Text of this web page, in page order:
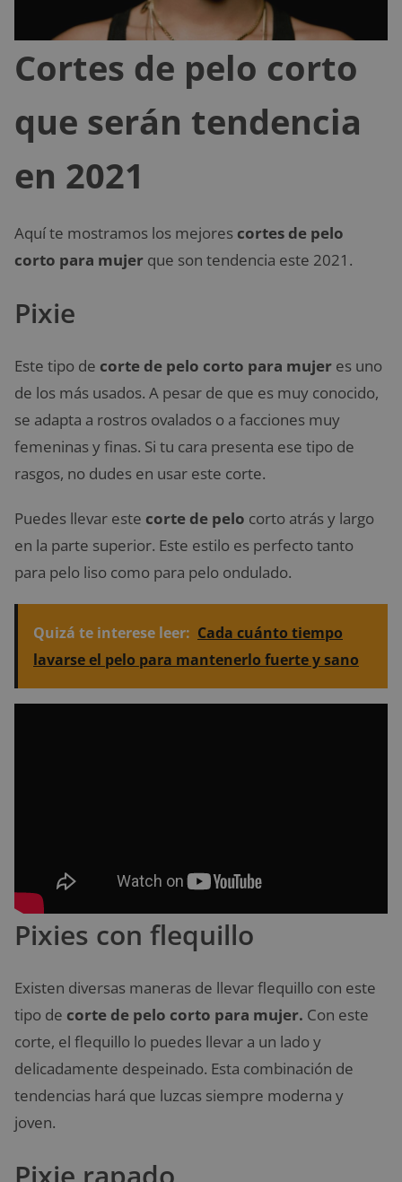
Cortes de pelo corto
que serán tendencia
en 2021
Aquí te mostramos los mejores cortes de pelo
corto para mujer que son tendencia este 2021.
Pixie
Este tipo de corte de pelo corto para mujer es uno
de los más usados. A pesar de que es muy conocido,
se adapta a rostros ovalados o a facciones muy
femeninas y finas. Si tu cara presenta ese tipo de
rasgos, no dudes en usar este corte.
Puedes llevar este corte de pelo corto atrás y largo
en la parte superior. Este estilo es perfecto tanto
para pelo liso como para pelo ondulado.
Quizá te interese leer: Cada cuánto tiempo
lavarse el pelo para mantenerlo fuerte y sano
Pixies con flequillo
Existen diversas maneras de llevar flequillo con este
tipo de corte de pelo corto para mujer. Con este
corte, el flequillo lo puedes llevar a un lado y
delicadamente despeinado. Esta combinación de
tendencias hará que luzcas siempre moderna y
joven.